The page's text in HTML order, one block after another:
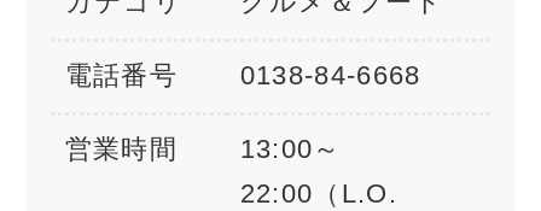
電話番号 0138-84-6668
営業時間
13:00～
22:00（L.O.